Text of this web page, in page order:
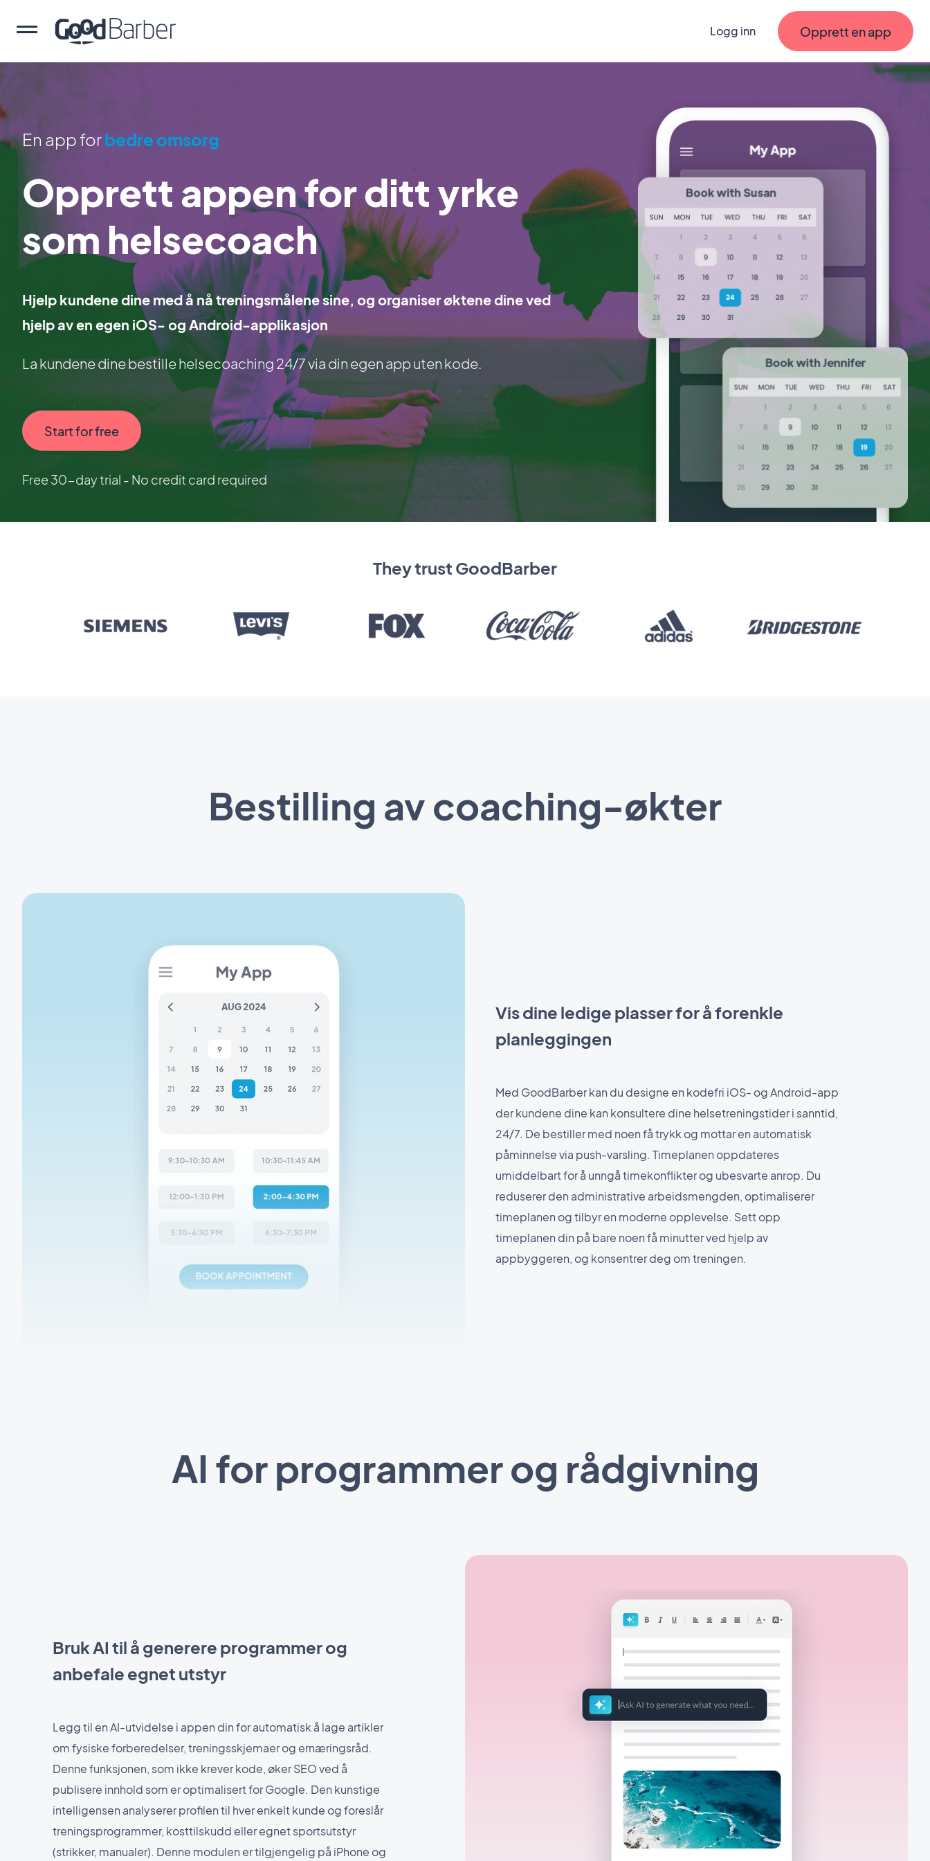
Logg inn Opprett en app
En app forbedre omsorg
Opprett appen for ditt yrke
som helsecoach
Hjelp kundene dine med å nå treningsmålene sine, og organiser øktene dine ved
hjelp av en egen iOS- og Android-applikasjon
La kundene dine bestille helsecoaching 24/7 via din egen app uten kode.
Start for free
Free 30-day trial - No credit card required
They trust GoodBarber
Bestilling av coaching-økter
Vis dine ledige plasser for å forenkle
planleggingen
Med GoodBarber kan du designe en kodefri iOS- og Android-app
der kundene dine kan konsultere dine helsetreningstider i sanntid,
24/7. De bestiller med noen få trykk og mottar en automatisk
påminnelse via push-varsling. Timeplanen oppdateres
umiddelbart for å unngå timekonflikter og ubesvarte anrop. Du
reduserer den administrative arbeidsmengden, optimaliserer
timeplanen og tilbyr en moderne opplevelse. Sett opp
timeplanen din på bare noen få minutter ved hjelp av
appbyggeren, og konsentrer deg om treningen.
AI for programmer og rådgivning
Bruk AI til å generere programmer og
anbefale egnet utstyr
Legg til en AI-utvidelse i appen din for automatisk å lage artikler
om fysiske forberedelser, treningsskjemaer og ernæringsråd.
Denne funksjonen, som ikke krever kode, øker SEO ved å
publisere innhold som er optimalisert for Google. Den kunstige
intelligensen analyserer profilen til hver enkelt kunde og foreslår
treningsprogrammer, kosttilskudd eller egnet sportsutstyr
(strikker, manualer). Denne modulen er tilgjengelig på iPhone og